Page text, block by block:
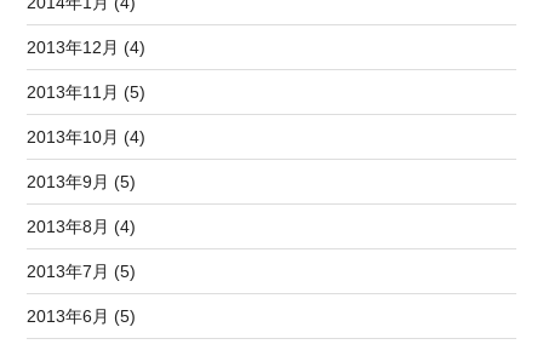
2013年12月 (4)
2013年11月 (5)
2013年10月 (4)
2013年9月 (5)
2013年8月 (4)
2013年7月 (5)
2013年6月 (5)